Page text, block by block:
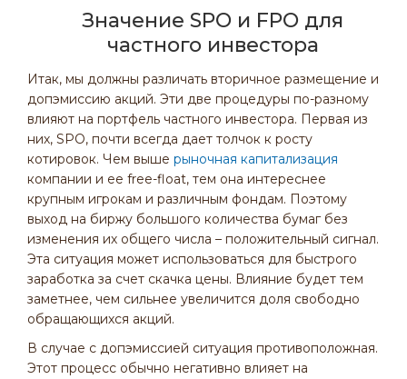
Значение SPO и FPO для
частного инвестора
Итак, мы должны различать вторичное размещение и
допэмиссию акций. Эти две процедуры по-разному
влияют на портфель частного инвестора. Первая из
них, SPO, почти всегда дает толчок к росту
котировок. Чем выше рыночная капитализация
компании и ее free-float, тем она интереснее
крупным игрокам и различным фондам. Поэтому
выход на биржу большого количества бумаг без
изменения их общего числа – положительный сигнал.
Эта ситуация может использоваться для быстрого
заработка за счет скачка цены. Влияние будет тем
заметнее, чем сильнее увеличится доля свободно
обращающихся акций.
В случае с допэмиссией ситуация противоположная.
Этот процесс обычно негативно влияет на